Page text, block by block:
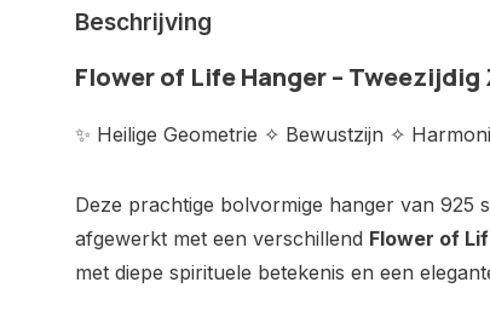
Beschrijving
Flower of Life Hanger – Tweezijdig
✨ Heilige Geometrie ✧ Bewustzijn ✧
Deze prachtige bolvormige hanger van 925
afgewerkt met een verschillend Flower of
met diepe spirituele betekenis en een